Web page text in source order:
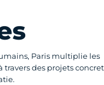
Paris multiplie les
des projets